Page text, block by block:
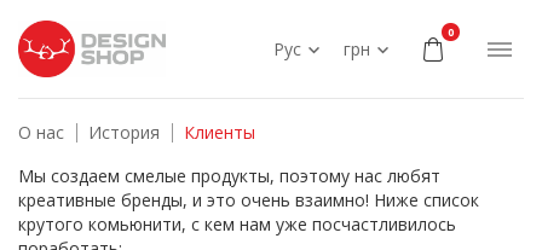
Рус грн
0
О нас История
Клиенты
Мы создаем смелые продукты, поэтому нас любят
креативные бренды, и это очень взаимно! Ниже список
крутого комьюнити, с кем нам уже посчастливилось